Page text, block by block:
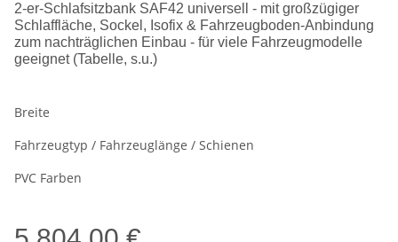
2-er-Schlafsitzbank SAF42 universell - mit großzügiger
Schlaffläche, Sockel, Isofix & Fahrzeugboden-Anbindung
zum nachträglichen Einbau - für viele Fahrzeugmodelle
geeignet (Tabelle, s.u.)
Breite
Fahrzeugtyp / Fahrzeuglänge / Schienen
PVC Farben